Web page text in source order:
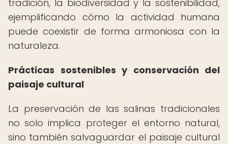
tradición, la biodiversidad y la sostenibilidad,
ejemplificando cómo la actividad humana
puede coexistir de forma armoniosa con la
naturaleza.
Prácticas sostenibles y conservación del
paisaje cultural
La preservación de las salinas tradicionales
no solo implica proteger el entorno natural,
sino también salvaguardar el paisaje cultural